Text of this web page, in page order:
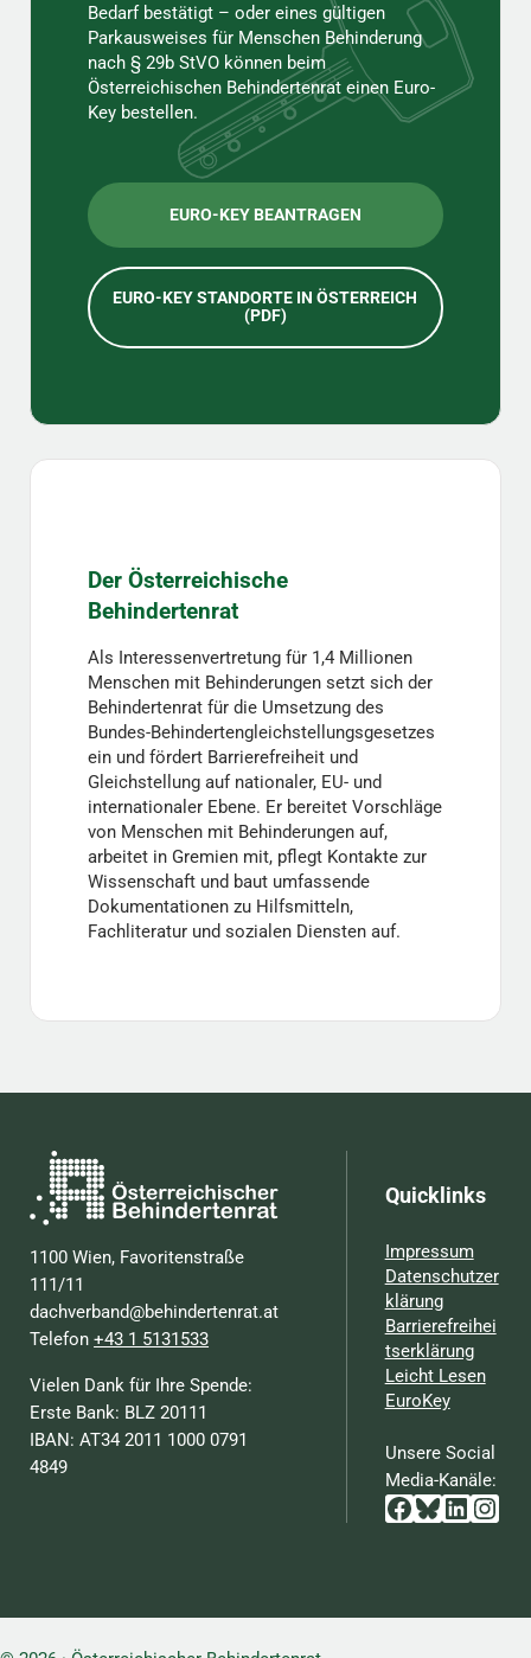
Bedarf bestätigt – oder eines gültigen
Parkausweises für Menschen Behinderung
nach § 29b StVO können beim
Österreichischen Behindertenrat einen Euro-
Key bestellen.
EURO-KEY BEANTRAGEN
EURO-KEY STANDORTE IN ÖSTERREICH
(PDF)
Der Österreichische
Behindertenrat
Als Interessenvertretung für 1,4 Millionen
Menschen mit Behinderungen setzt sich der
Behindertenrat für die Umsetzung des
Bundes-Behindertengleichstellungsgesetzes
ein und fördert Barrierefreiheit und
Gleichstellung auf nationaler, EU- und
internationaler Ebene. Er bereitet Vorschläge
von Menschen mit Behinderungen auf,
arbeitet in Gremien mit, pflegt Kontakte zur
Wissenschaft und baut umfassende
Dokumentationen zu Hilfsmitteln,
Fachliteratur und sozialen Diensten auf.
1100 Wien, Favoritenstraße
111/11
dachverband@behindertenrat.at
Telefon+43 1 5131533
Vielen Dank für Ihre Spende:
Erste Bank: BLZ 20111
IBAN: AT34 2011 1000 0791
4849
Quicklinks
Impressum
Datenschutzer
klärung
Barrierefreihei
tserklärung
Leicht Lesen
EuroKey
Unsere Social
Media-Kanäle:
Facebook
Bluesky